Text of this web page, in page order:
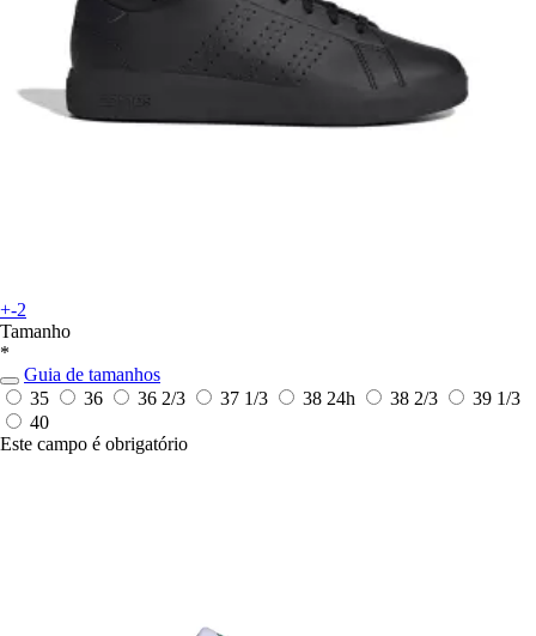
+-2
Tamanho
*
Guia de tamanhos
35
36 36 2/3 37 1/3 38 24h 38 2/3
39 1/3
40
Este campo é obrigatório